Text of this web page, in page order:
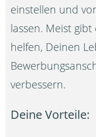
einstellen und
lassen. Meist
helfen, Deinen
verbessern.
Deine Vorteile: